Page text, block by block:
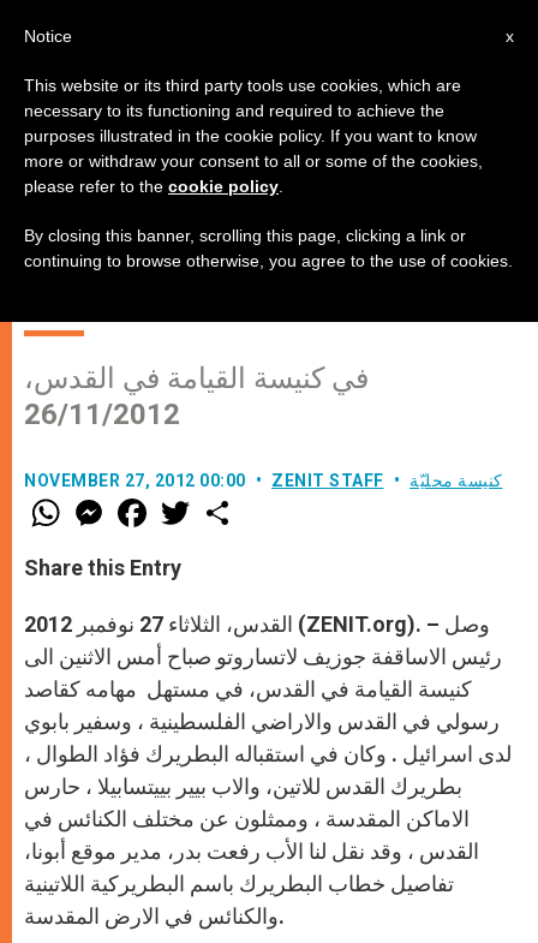
كلمة البطريرك فؤاد الطوال، بطريرك
القدس للاتين، في استقبال السفير
البابوي والقاصد الرسولي جوزيف
في كنيسة القيامة في القدس،
26/11/2012
NOVEMBER 27, 2012 00:00 ZENIT STAFF كنيسة محليّة
W
h
t
s
p
p
M
e
s
e
g
e
r
F
a
e
b
o
k
w
r
Share this Entry
القدس، الثلاثاء 27 نوفمبر 2012 (ZENIT.org). – وصل
رئيس الاساقفة جوزيف لاتساروتو صباح أمس الاثنين الى
كنيسة القيامة في القدس، في مستهل مهامه كقاصد
رسولي في القدس والاراضي الفلسطينية ، وسفير بابوي
لدى اسرائيل . وكان في استقباله البطريرك فؤاد الطوال ،
بطريرك القدس للاتين، والاب بيير بييتسابيلا ، حارس
الاماكن المقدسة ، وممثلون عن مختلف الكنائس في
القدس ، وقد نقل لنا الأب رفعت بدر، مدير موقع أبونا،
تفاصيل خطاب البطريرك باسم البطريركية اللاتينية
والكنائس في الارض المقدسة.
x
Notice
This website or its third party tools use cookies, which are
necessary to its functioning and required to achieve the
purposes illustrated in the cookie policy. If you want to know
more or withdraw your consent to all or some of the cookies,
please refer to the cookie policy
By closing this banner, scrolling this page, clicking a link or
continuing to browse otherwise, you agree to the use of cookies.